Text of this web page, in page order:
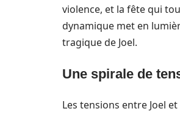
violence, et la fête qui
dynamique met en
tragique de Joel.
Une spirale de
Les tensions entre Joel